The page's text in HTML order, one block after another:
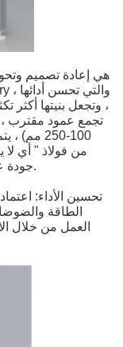
، وتجعل بنيتها أكثر
تجمع عمود مقترب ،
100-250
من فولاذ " أي لا
جودة عالية، وتجنب قشر المعجون الأصلي والطلاء.
تحسين الأداء:
الطاقة
العمل من خلال